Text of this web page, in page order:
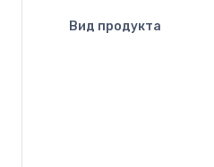
Вид продукта